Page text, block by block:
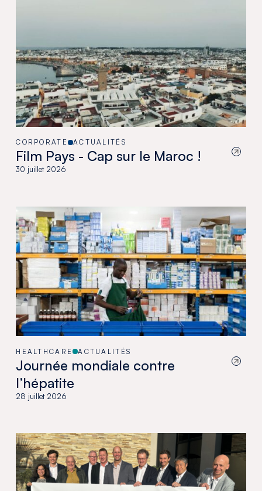
CORPORATE ACTUALITÉS
Film Pays - Cap sur le Maroc !
30 juillet 2026
HEALTHCARE ACTUALITÉS
Journée mondiale contre
l’hépatite
28 juillet 2026